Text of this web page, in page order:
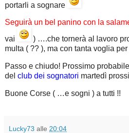
portarli a sognare
Seguirà un bel panino con la
vai
) ….che tornerà al lavoro
multa ( ?? ), ma con tanta voglia
Passo e chiudo! Prossimo
del club dei sognatori martedì
Buone Corse ( …e sogni ) a tutti !!
Lucky73 alle 20:04